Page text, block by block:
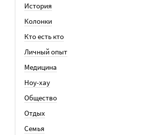
История
Колонки
Кто есть кто
Личный опыт
Медицина
Ноу-хау
Общество
Отдых
Семья